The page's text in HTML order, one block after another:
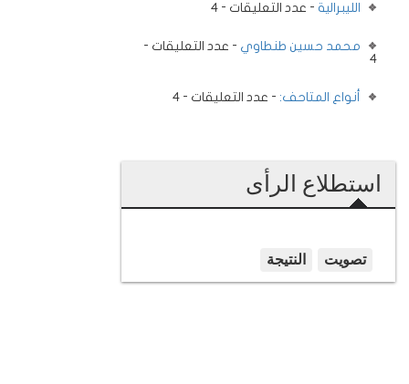
الليبرالية - عدد التعليقات - 4
محمد حسين طنطاوي - عدد التعليقات -
4
أنواع المتاحف: - عدد التعليقات - 4
استطلاع الرأى